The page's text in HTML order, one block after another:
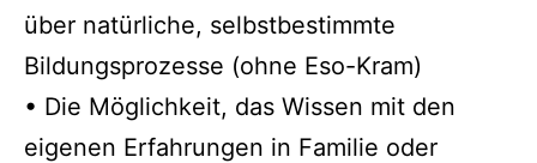
über natürliche, selbstbestimmte
Bildungsprozesse (ohne Eso-Kram)
• Die Möglichkeit, das Wissen mit den
eigenen Erfahrungen in Familie oder